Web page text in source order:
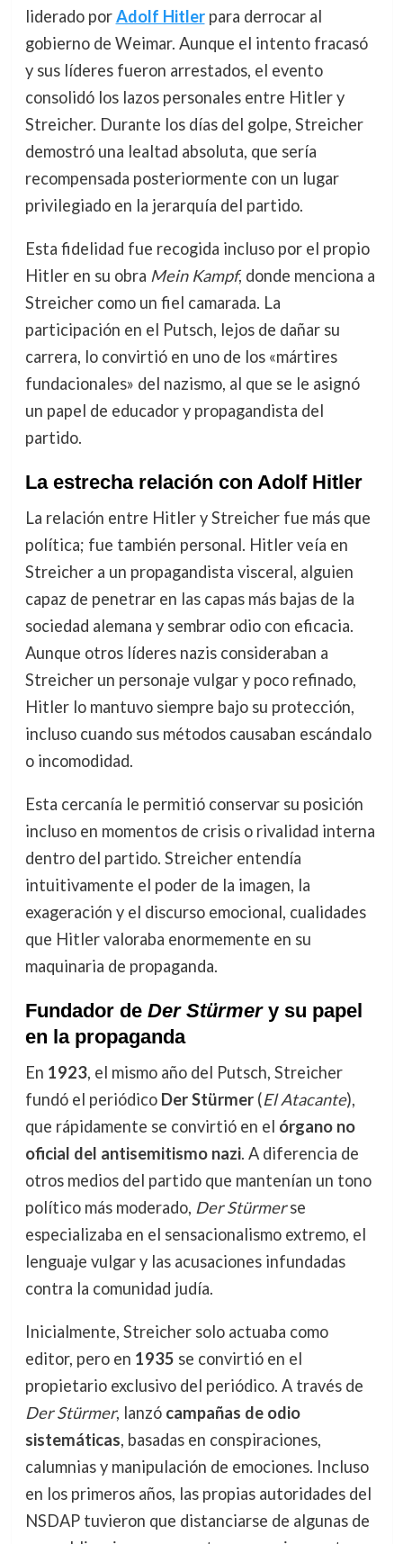
liderado porAdolf Hitlerpara derrocar al
gobierno de Weimar. Aunque el intento fracasó
y sus líderes fueron arrestados, el evento
consolidó los lazos personales entre Hitler y
Streicher. Durante los días del golpe, Streicher
demostró una lealtad absoluta, que sería
recompensada posteriormente con un lugar
privilegiado en la jerarquía del partido.
Esta fidelidad fue recogida incluso por el propio
Hitler en su obra Mein Kampf, donde menciona a
Streicher como un fiel camarada. La
participación en el Putsch, lejos de dañar su
carrera, lo convirtió en uno de los «mártires
fundacionales» del nazismo, al que se le asignó
un papel de educador y propagandista del
partido.
La estrecha relación con Adolf Hitler
La relación entre Hitler y Streicher fue más que
política; fue también personal. Hitler veía en
Streicher a un propagandista visceral, alguien
capaz de penetrar en las capas más bajas de la
sociedad alemana y sembrar odio con eficacia.
Aunque otros líderes nazis consideraban a
Streicher un personaje vulgar y poco refinado,
Hitler lo mantuvo siempre bajo su protección,
incluso cuando sus métodos causaban escándalo
o incomodidad.
Esta cercanía le permitió conservar su posición
incluso en momentos de crisis o rivalidad interna
dentro del partido. Streicher entendía
intuitivamente el poder de la imagen, la
exageración y el discurso emocional, cualidades
que Hitler valoraba enormemente en su
maquinaria de propaganda.
Fundador de Der Stürmery su papel
en la propaganda
En 1923, el mismo año del Putsch, Streicher
fundó el periódico Der Stürmer(El Atacante),
que rápidamente se convirtió en el órgano no
oficial del antisemitismo nazi. A diferencia de
otros medios del partido que mantenían un tono
político más moderado, Der Stürmerse
especializaba en el sensacionalismo extremo, el
lenguaje vulgar y las acusaciones infundadas
contra la comunidad judía.
Inicialmente, Streicher solo actuaba como
editor, pero en 1935 se convirtió en el
propietario exclusivo del periódico. A través de
Der Stürmer, lanzó campañas de odio
sistemáticas, basadas en conspiraciones,
calumnias y manipulación de emociones. Incluso
en los primeros años, las propias autoridades del
NSDAP tuvieron que distanciarse de algunas de